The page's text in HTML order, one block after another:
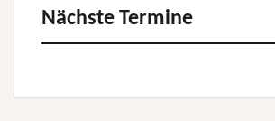
Nächste Termine